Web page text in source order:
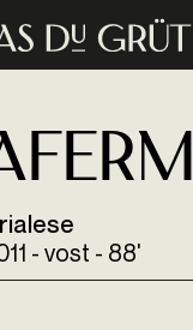
- vost - 88'